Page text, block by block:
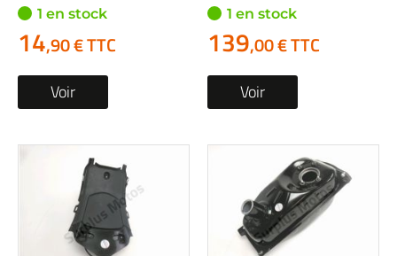
1 en stock
14,90 € TTC
Voir
1 en stock
139,00 € TTC
Voir